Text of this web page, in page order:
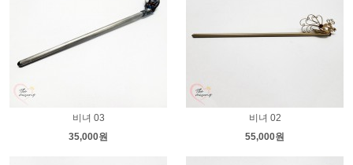
비녀 03
35,000원
비녀 02
55,000원